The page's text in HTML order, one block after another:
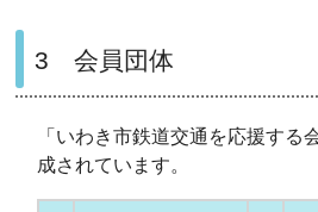
3 会員団体
「いわき市鉄道交通を応援する
成されています。